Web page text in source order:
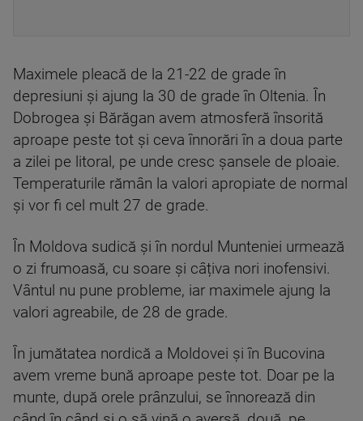
Maximele pleacă de la 21-22 de grade în
depresiuni și ajung la 30 de grade în Oltenia. În
Dobrogea și Bărăgan avem atmosferă însorită
aproape peste tot și ceva înnorări în a doua parte
a zilei pe litoral, pe unde cresc șansele de ploaie.
Temperaturile rămân la valori apropiate de normal
și vor fi cel mult 27 de grade.
În Moldova sudică și în nordul Munteniei urmează
o zi frumoasă, cu soare și câțiva nori inofensivi.
Vântul nu pune probleme, iar maximele ajung la
valori agreabile, de 28 de grade.
În jumătatea nordică a Moldovei și în Bucovina
avem vreme bună aproape peste tot. Doar pe la
munte, după orele prânzului, se înnorează din